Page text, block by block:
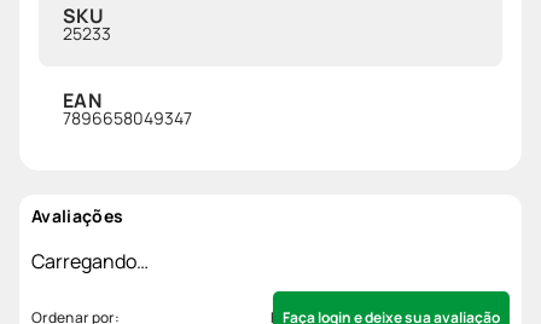
SKU
25233
EAN
7896658049347
Avaliações
Carregando…
Faça login e deixe sua avaliação